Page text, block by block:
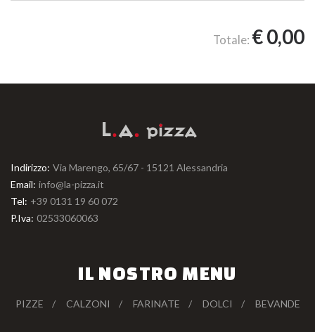
Totale: €0,00
Indirizzo: Via Marengo, 65/67 - 15121 Alessandria
Email: info@la-pizza.it
Tel: +39 0131 19 60 072
P.Iva: 02533060063
IL NOSTRO MENU
PIZZE CALZONI FARINATE DOLCI BEVANDE